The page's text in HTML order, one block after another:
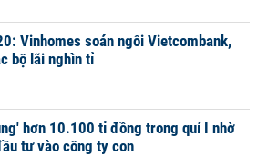
Vinhomes soán ngôi Vietcombank,
bộ lãi nghìn tỉ
hơn 10.100 tỉ đồng trong quí I nhờ
tư vào công ty con